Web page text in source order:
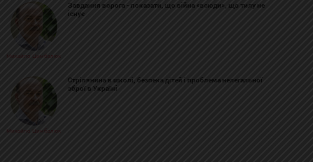
Михайло Цимбалюк
Завдання ворога - показати, що війна «всюди», що тилу не
існує
Михайло Цимбалюк
Стрілянина в школі, безпека дітей і проблема нелегальної
зброї в Україні